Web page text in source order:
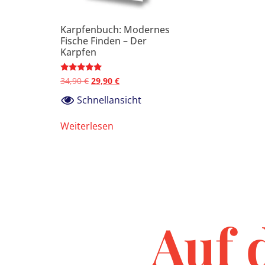
Karpfenbuch: Modernes
Fische Finden – Der
Karpfen
Bewertet
mit
von 5
34,90€ 29,90 €
Schnellansicht
Weiterlesen
Auf